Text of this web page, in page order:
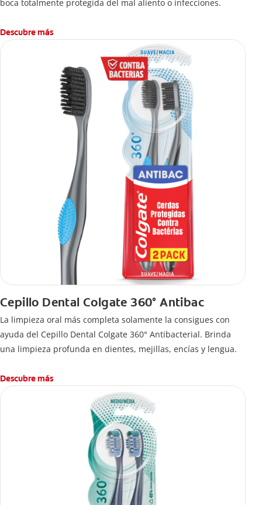
boca totalmente protegida del mal aliento o infecciones.
Descubre más
Cepillo Dental Colgate 360° Antibac
La limpieza oral más completa solamente la consigues con
ayuda del Cepillo Dental Colgate 360° Antibacterial. Brinda
una limpieza profunda en dientes, mejillas, encías y lengua.
Descubre más